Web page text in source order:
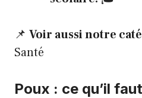
📌 Voir aussi notre
Santé
Poux : ce qu’il